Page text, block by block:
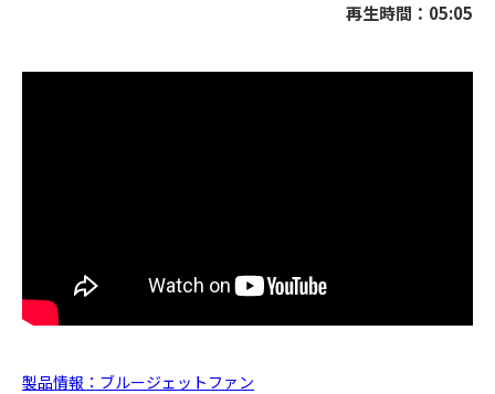
再生時間：05:05
製品情報：ブルージェットファン